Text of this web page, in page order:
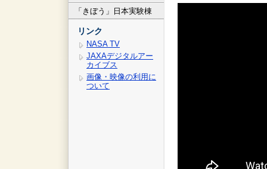
「きぼう」日本実験棟
リンク
NASA TV
JAXAデジタルアー
カイブス
画像・映像の利用に
ついて